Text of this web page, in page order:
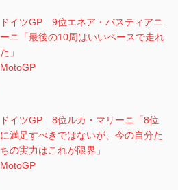
ドイツGP 9位エネア・バスティアニ
ーニ「最後の10周はいいペースで走れ
た」
MotoGP
ドイツGP 8位ルカ・マリーニ「8位
に満足すべきではないが、今の自分た
ちの実力はこれが限界」
MotoGP